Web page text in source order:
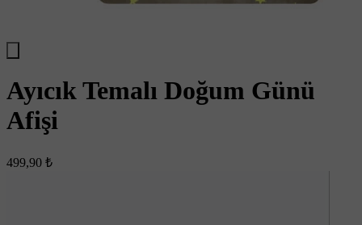
Ayıcık Temalı Doğum Günü
Afişi
499,90 ₺